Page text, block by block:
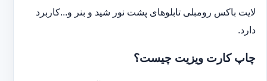
لایت باکس رومبلی تابلوهای پشت نور شید و بنر و...کاربرد
دارد.
چاپ کارت ویزیت چیست؟